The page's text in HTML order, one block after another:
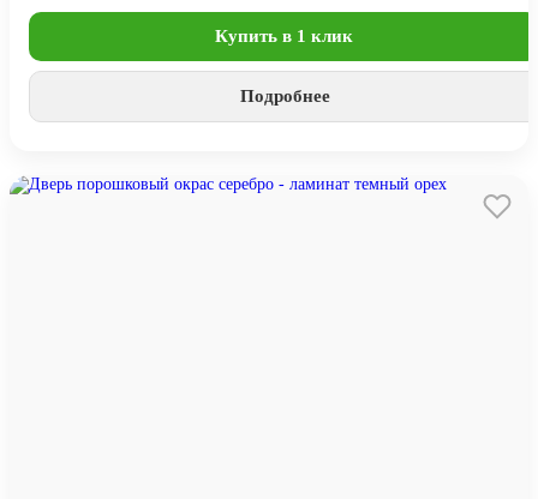
Купить в 1 клик
Подробнее